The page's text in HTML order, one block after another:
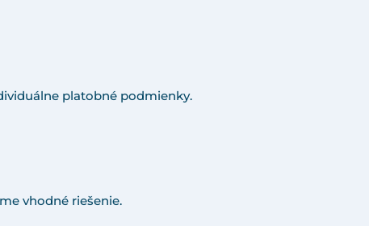
platobné podmienky.
vhodné riešenie.